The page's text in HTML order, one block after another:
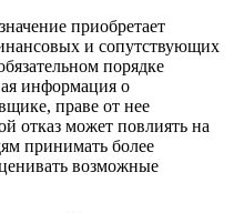
приобретает
и сопутствующих
порядке
информация о
праве от нее
отказ может повлиять на
принимать более
возможные